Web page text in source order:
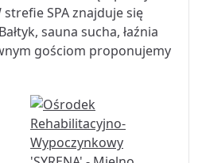
SPA znajduje się
sauna sucha, łaźnia
gościom proponujemy